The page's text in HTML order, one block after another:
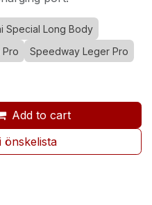
Special Long Body
Pro Speedway Leger Pro
Add to cart
önskelista